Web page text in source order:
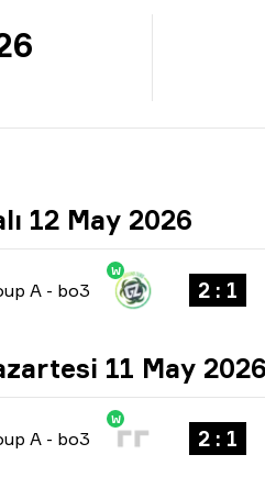
12 May 2026
A - bo3
W
2 : 1
11 May 2026
A - bo3
W
2 : 1